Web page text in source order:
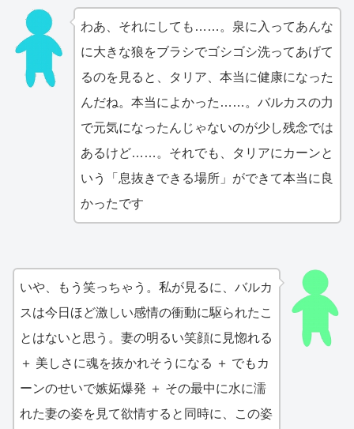
わあ、それにしても……。泉に入ってあんな
に大きな狼をブラシでゴシゴシ洗ってあげて
るのを見ると、タリア、本当に健康になった
んだね。本当によかった……。バルカスの力
で元気になったんじゃないのが少し残念では
あるけど……。それでも、タリアにカーンと
いう「息抜きできる場所」ができて本当に良
かったです
いや、もう笑っちゃう。私が見るに、バルカ
スは今日ほど激しい感情の衝動に駆られたこ
とはないと思う。妻の明るい笑顔に見惚れる
＋ 美しさに魂を抜かれそうになる ＋ でもカ
ーンのせいで嫉妬爆発 ＋ その最中に水に濡
れた妻の姿を見て欲情すると同時に、この姿